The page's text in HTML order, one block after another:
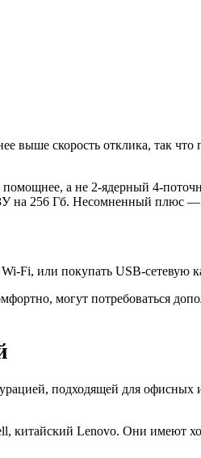
выше скорость отклика, так
а не 2-ядерный 4-
на 256 Гб. Несомненный плюс
Fi, или покупать USB-сетевую
могут потребоваться
подходящей для офисных
китайский Lenovo. Они имеют